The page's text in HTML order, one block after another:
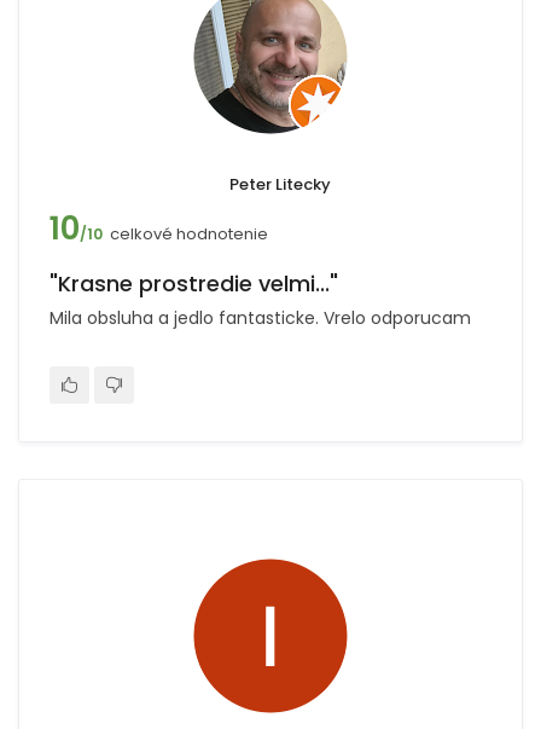
Peter Litecky
10/10 celkové hodnotenie
"Krasne prostredie velmi..."
Mila obsluha a jedlo fantasticke. Vrelo odporucam